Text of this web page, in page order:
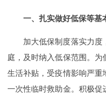
一、扎实做好低保等基
加大低保制度落实力度
庭，及时纳入低保范围。
生活补贴，受疫情影响严
一次性临时救助金。积极